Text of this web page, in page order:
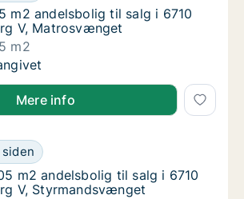
m2 andelsbolig til salg i 6710
m2 andelsbolig til salg i 6710
V, Matrosvænget
m2
m2 andelsbolig til salg i 6710
Mere info
m2 andelsbolig til salg i 6710
siden
til salg i 6710 Esbjerg V,
m2 andelsbolig til salg i 6710
m2 andelsbolig til salg i 6710
V, Styrmandsvænget